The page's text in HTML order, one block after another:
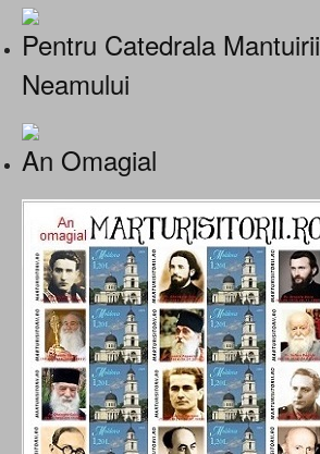
Pentru Catedrala Mantuirii
Neamului
An Omagial